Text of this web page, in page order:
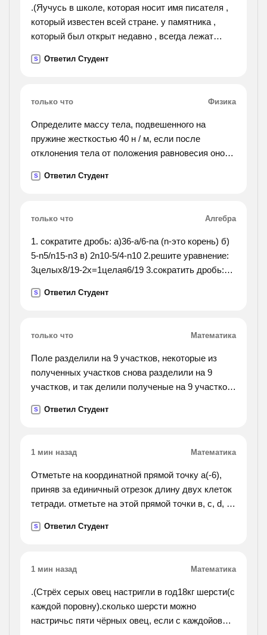
.(Яучусь в школе, которая носит имя писателя ,
который известен всей стране. у памятника ,
который был открыт недавно , всегда лежат
прочитала книгу , в которой рассказывается о
отрывки. какие устранения речевых недочётов
вы выбрали? всегда ли возможна замена
придаточного определительного предложения
причастным оборотом?).
S Ответил Студент
только что Физика
Определите массу тела, подвешенного на
пружине жесткостью 40 н / м, если после
отклонения тела от положения равновесия оно
полностью не толька ответ
S Ответил Студент
только что Алгебра
1. сократите дробь: а)36-а/6-nа (n-это корень) б)
5-n5/n15-n3 в) 2n10-5/4-n10 2.решите уравнение:
3целых8/19-2х=1целая6/19 3.сократить дробь:
S Ответил Студент
только что Математика
Поле разделили на 9 участков, некоторые из
полученных участков снова разделили на 9
участков, и так делили полученые на 9 участков
S Ответил Студент
1 мин назад Математика
Отметьте на координатной прямой точку а(-6),
приняв за единичный отрезок длину двух клеток
тетради. отметьте на этой прямой точки в, с, d, е,
отрезка ав, точка d левее точки с на 5 клеток и е
S Ответил Студент
1 мин назад Математика
.(Стрёх серых овец настригли в год18кг шерсти(с
каждой поровну).сколько шерсти можно
настричьс пяти чёрных овец, если с каждойовцы